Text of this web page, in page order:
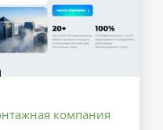
компания